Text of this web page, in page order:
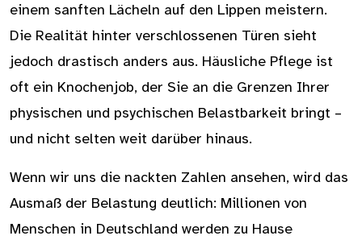
einem sanften Lächeln auf den Lippen meistern.
Die Realität hinter verschlossenen Türen sieht
jedoch drastisch anders aus. Häusliche Pflege ist
oft ein Knochenjob, der Sie an die Grenzen Ihrer
physischen und psychischen Belastbarkeit bringt –
und nicht selten weit darüber hinaus.
Wenn wir uns die nackten Zahlen ansehen, wird das
Ausmaß der Belastung deutlich: Millionen von
Menschen in Deutschland werden zu Hause